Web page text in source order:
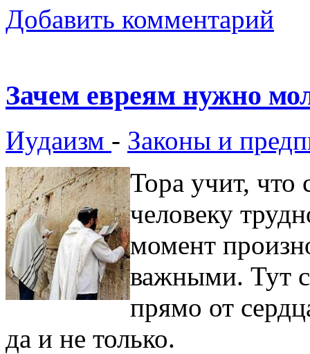
Добавить комментарий
Зачем евреям нужно
Иудаизм - Законы и
Тора учит, что
человеку
момент
важными. Тут
прямо от
да и не только.